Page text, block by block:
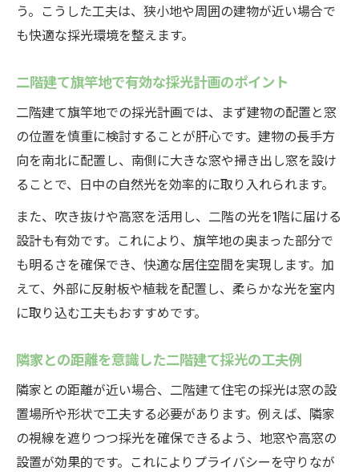
う。こうした工夫は、狭小地や周囲の建物が近い場合で
も快適な採光環境を整えます。
二階建て旗竿地で有効な採光計画のポイント
二階建て旗竿地での採光計画では、まず建物の配置と窓
の位置を慎重に検討することが肝心です。建物の長手方
向を南北に配置し、南側に大きな窓や掃き出し窓を設け
ることで、日中の自然光を効率的に取り入れられます。
また、吹き抜けや高窓を活用し、二階の光を1階に届ける
設計も有効です。これにより、旗竿地の奥まった部分で
も明るさを確保でき、快適な居住空間を実現します。加
えて、外部に反射板や植栽を配置し、柔らかな光を室内
に取り込む工夫もおすすめです。
隣家との距離を意識した二階建て採光の工夫例
隣家との距離が近い場合、二階建て住宅の採光は窓の設
置場所や形状で工夫する必要があります。例えば、隣家
の視線を遮りつつ採光を確保できるよう、地窓や高窓の
設置が効果的です。これによりプライバシーを守りなが